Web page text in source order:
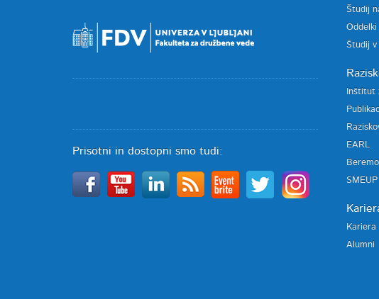
Prisotni in dostopni smo tudi:
Študij
Študij v
Inštitut
EARL
SMEUP
Kariera
Alumni